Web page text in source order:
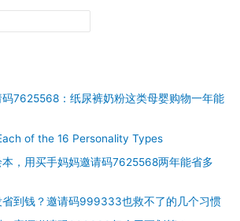
7625568：纸尿裤奶粉这类母婴购物一年能
of the 16 Personality Types
，用买手妈妈邀请码7625568两年能省多
到钱？邀请码999333也救不了的几个习惯